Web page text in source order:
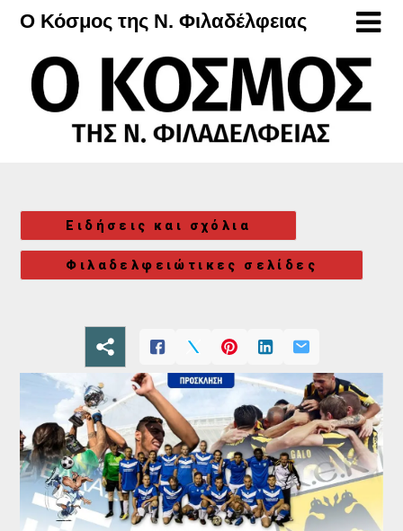
Μετάβαση
περιεχόμενο
Ο Κόσμος της Ν. Φιλαδέλφειας
Ειδήσεις και σχόλια
Φιλαδελφειώτικες σελίδες